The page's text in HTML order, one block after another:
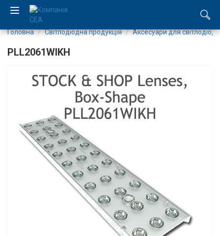
Компанія
Каталог
Виробництво
Послуги
Новини
Головна Світлодіодна продукція Аксесуари для
PLL2061WIKH